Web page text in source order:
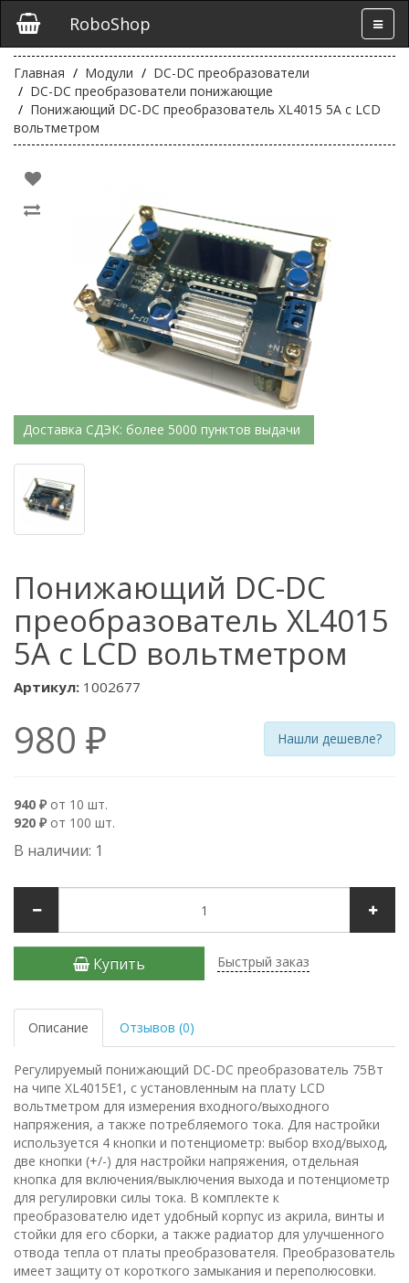
RoboShop
Главная Модули
DC-DC преобразователи
DC-DC преобразователи понижающие
Понижающий DC-DC преобразователь XL4015 5А с LCD
вольтметром
Доставка СДЭК: более 5000 пунктов выдачи
Понижающий DC-DC
преобразователь XL4015
5А с LCD вольтметром
Артикул: 1002677
980 ₽ Нашли дешевле?
940 ₽ от 10 шт.
920 ₽ от 100 шт.
В наличии: 1
Купить Быстрый заказ
Описание Отзывов (0)
Регулируемый понижающий DC-DC преобразователь 75Вт
на чипе XL4015E1, с установленным на плату LCD
вольтметром для измерения входного/выходного
напряжения, а также потребляемого тока. Для настройки
используется 4 кнопки и потенциометр: выбор вход/выход,
две кнопки (+/-) для настройки напряжения, отдельная
кнопка для включения/выключения выхода и потенциометр
для регулировки силы тока. В комплекте к
преобразователю идет удобный корпус из акрила, винты и
стойки для его сборки, а также радиатор для улучшенного
отвода тепла от платы преобразователя. Преобразователь
имеет защиту от короткого замыкания и переполюсовки.